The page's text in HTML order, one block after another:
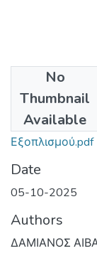
No
Thumbnail
Available
Σχεδίαση και
Πρόσβασης
Εξοπλισμού.pdf
Date
05-10-2025
Authors
ΔΑΜΙΑΝΟΣ